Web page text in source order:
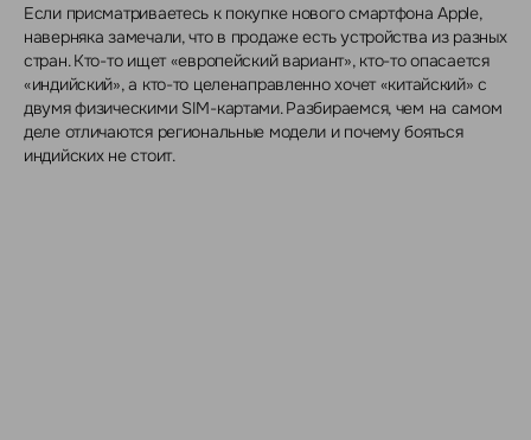
Если присматриваетесь к покупке нового смартфона Apple,
наверняка замечали, что в продаже есть устройства из разных
стран. Кто-то ищет «европейский вариант», кто-то опасается
«индийский», а кто-то целенаправленно хочет «китайский» с
двумя физическими SIM-картами. Разбираемся, чем на самом
деле отличаются региональные модели и почему бояться
индийских не стоит.